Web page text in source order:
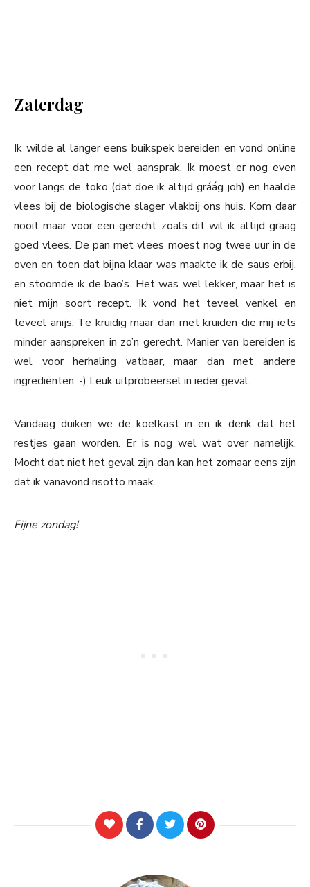
Zaterdag
Ik wilde al langer eens buikspek bereiden en vond online
een recept dat me wel aansprak. Ik moest er nog even
voor langs de toko (dat doe ik altijd gráág joh) en haalde
vlees bij de biologische slager vlakbij ons huis. Kom daar
nooit maar voor een gerecht zoals dit wil ik altijd graag
goed vlees. De pan met vlees moest nog twee uur in de
oven en toen dat bijna klaar was maakte ik de saus erbij,
en stoomde ik de bao’s. Het was wel lekker, maar het is
niet mijn soort recept. Ik vond het teveel venkel en
teveel anijs. Te kruidig maar dan met kruiden die mij iets
minder aanspreken in zo’n gerecht. Manier van bereiden is
wel voor herhaling vatbaar, maar dan met andere
ingrediënten :-) Leuk uitprobeersel in ieder geval.
Vandaag duiken we de koelkast in en ik denk dat het
restjes gaan worden. Er is nog wel wat over namelijk.
Mocht dat niet het geval zijn dan kan het zomaar eens zijn
dat ik vanavond risotto maak.
Fijne zondag!